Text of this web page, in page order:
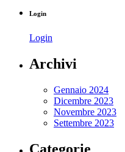
Login
Login
Archivi
Gennaio 2024
Dicembre 2023
Novembre 2023
Settembre 2023